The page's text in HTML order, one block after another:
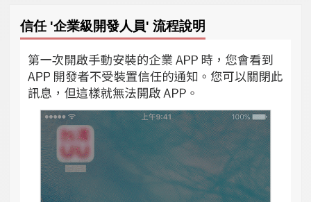
信任 '企業級開發人員' 流程說明